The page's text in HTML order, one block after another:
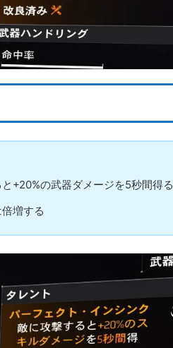
+20%の武器ダメージを5秒間得る
増する